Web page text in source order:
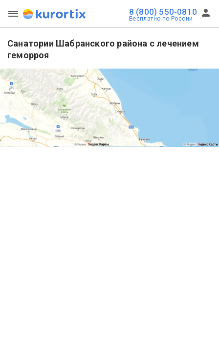
8 (800) 550-0810
Бесплатно по России
Санатории Шабранского района с лечением
геморроя